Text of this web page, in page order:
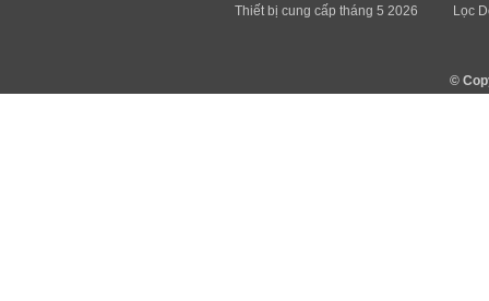
Thiết bị cung cấp tháng 5 2026 Lọc
©